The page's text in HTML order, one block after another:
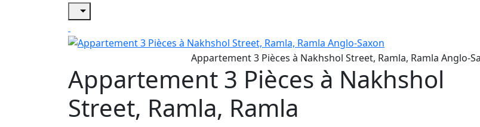
Appartement 3 Pièces à Nakhshol
Street, Ramla, Ramla